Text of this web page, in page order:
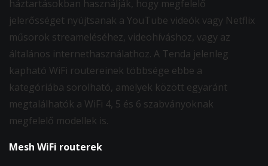
háztartásokban használják, hogy megfelelő
jelerősséget nyújtsanak a YouTube videók vagy Netflix
műsorok streameléséhez, videohíváshoz, vagy az
általános internethasználathoz. A Tenda jelenleg
kapható WiFi routereinek többsége ebbe a
kategóriába sorolható, amelyek között egyaránt
megtalálhatók a WiFi 4, 5 és 6 szabványoknak
megfelelő modellek is.
Mesh WiFi routerek